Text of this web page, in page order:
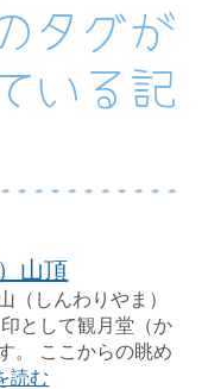
タグが
いる記
山頂
（しんわりやま）
として観月堂（か
。 ここからの眺め
読む